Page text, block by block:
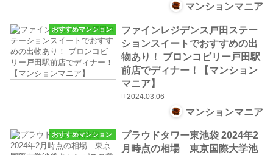
マンションマニア
おすすめマンション
ファインレジデンス戸田ステー
ションスイートでおすすめの出
物あり！ ブロンコビリー戸田駅
前店でディナー！【マンション
マニア】
2024.03.06
マンションマニア
おすすめマンション
プラウドタワー東池袋 2024年2
月時点の相場 東京国際大学池